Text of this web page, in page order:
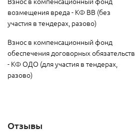
возмещения вреда - КФ ВВ (без
участия в тендерах, разово)
Взнос в компенсационный фонд
обеспечения договорных обязательств
- КФ ОДО (для участия в тендерах,
разово)
Отзывы